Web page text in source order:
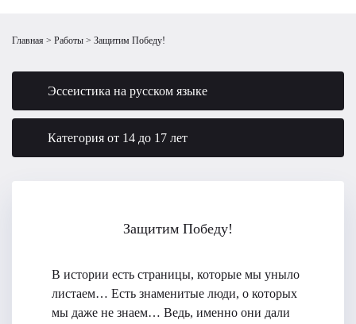
Главная Работы Защитим Победу!
Эссеистика на русском языке
Категория от 14 до 17 лет
Защитим Победу!
В истории есть страницы, которые мы уныло
листаем… Есть знаменитые люди, о которых
мы даже не знаем… Ведь, именно они дали